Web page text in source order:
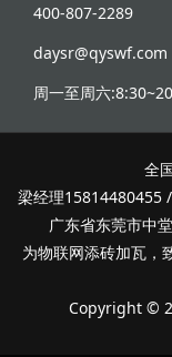
400-807-2289
daysr@qyswf.com
周一至周六
全
梁经理15814480455
广东省东莞市中
为物联网添砖加瓦，
Copyright ©